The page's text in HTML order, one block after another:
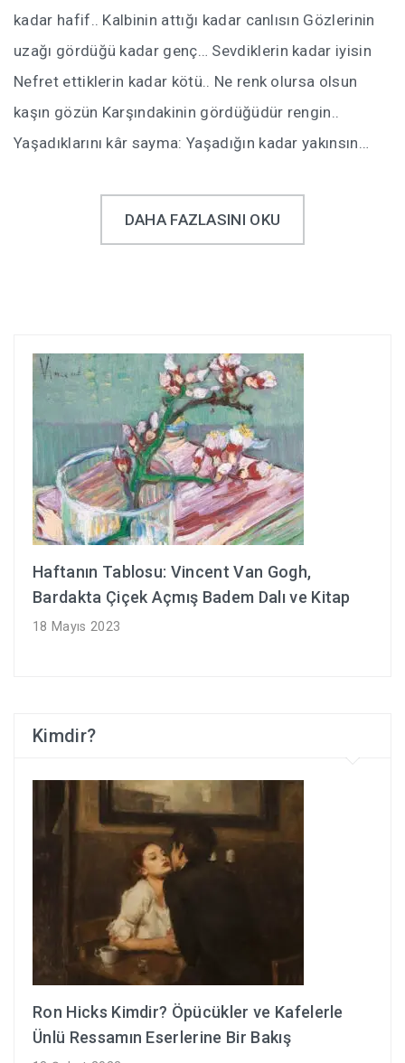
kadar hafif.. Kalbinin attığı kadar canlısın Gözlerinin
uzağı gördüğü kadar genç… Sevdiklerin kadar iyisin
Nefret ettiklerin kadar kötü.. Ne renk olursa olsun
kaşın gözün Karşındakinin gördüğüdür rengin..
Yaşadıklarını kâr sayma: Yaşadığın kadar yakınsın…
DAHA FAZLASINI OKU
Haftanın Tablosu: Vincent Van Gogh,
Bardakta Çiçek Açmış Badem Dalı ve Kitap
18 Mayıs 2023
Kimdir?
Ron Hicks Kimdir? Öpücükler ve Kafelerle
Ünlü Ressamın Eserlerine Bir Bakış